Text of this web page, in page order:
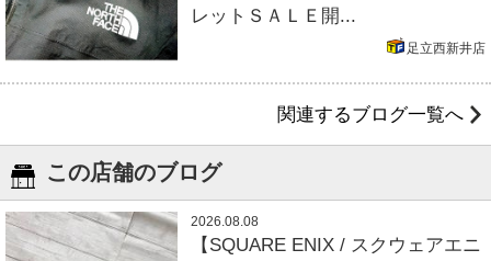
レットＳＡＬＥ開...
足立西新井店
関連するブログ一覧へ
この店舗のブログ
2026.08.08
【SQUARE ENIX / スクウェアエニ